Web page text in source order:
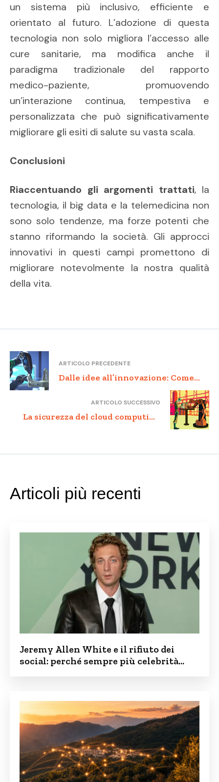
un sistema più inclusivo, efficiente e
orientato al futuro. L’adozione di questa
tecnologia non solo migliora l’accesso alle
cure sanitarie, ma modifica anche il
paradigma tradizionale del rapporto
medico-paziente, promuovendo
un’interazione continua, tempestiva e
personalizzata che può significativamente
migliorare gli esiti di salute su vasta scala.
Conclusioni
Riaccentuando gli argomenti trattati, la
tecnologia, il big data e la telemedicina non
sono solo tendenze, ma forze potenti che
stanno riformando la società. Gli approcci
innovativi in questi campi promettono di
migliorare notevolmente la nostra qualità
della vita.
ARTICOLO PRECEDENTE
Dalle idee all’innovazione: Come
trasformarla in successo
imprenditoriale
ARTICOLO SUCCESSIVO
La sicurezza del cloud computing
Articoli più recenti
Jeremy Allen White e il rifiuto dei
social: perché sempre più celebrità